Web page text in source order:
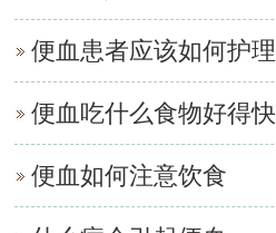
便血患者应该如何护理
便血吃什么食物好得快
便血如何注意饮食